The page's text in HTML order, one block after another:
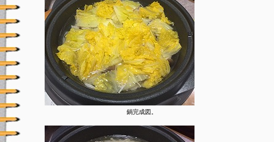
鍋完成図。